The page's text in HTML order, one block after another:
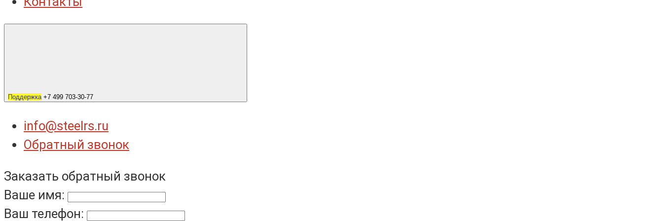
Поддержка +7 499 703-30-77
info@steelrs.ru
Обратный звонок
Заказать обратный звонок
Ваше имя:
Ваш телефон: